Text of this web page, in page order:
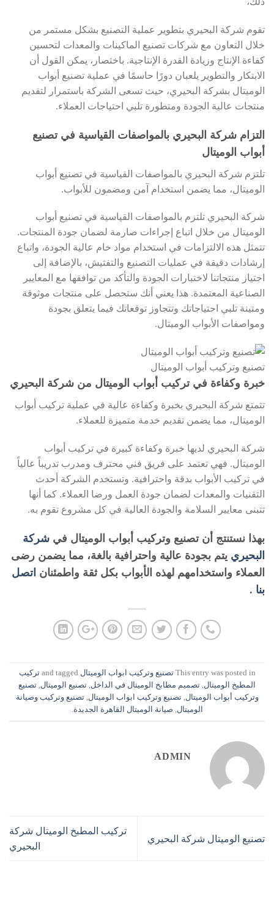
تقوم شركة البحيري بتطوير عملية التصنيع بشكل مستمر من
خلال التعاون مع شركات تصنيع الماكينات والمعدات لتحسين
كفاءة الإنتاج وزيادة القدرة الإنتاجية. باختصار، يمكن القول أن
الابتكار والتطوير يلعبان دورًا حاسمًا في عملية تصنيع أبواب
الوميتال بشركة البحيري، حيث تسعى الشركة باستمرار لتقديم
منتجات عالية الجودة ومتطورة تلبي احتياجات العملاء.
التزام شركة البحيري بالمواصفات القياسية في تصنيع
أبواب الوميتال
تلتزم شركة البحيري بالمواصفات القياسية في تصنيع أبواب
الوميتال، مما يضمن استخدام آمن ومضمون للأبواب.
شركة البحيري تلتزم بالمواصفات القياسية في تصنيع أبواب
الوميتال من خلال اتباع إجراءات صارمة لضمان جودة المنتجات.
تتمثل هذه الالتزامات في استخدام مواد خام عالية الجودة، واتباع
إرشادات دقيقة في عمليات التصنيع والتفتيش، بالإضافة إلى
اجتياز منتجاتنا لاختبارات الجودة والتأكد من توافقها مع المعايير
الصناعية المعتمدة. هذا يعني أنك ستحصل على منتجات موثوقة
ومتينة تلبي احتياجاتك وتتجاوز توقعاتك فيما يتعلق بجودة
ومواصفات الأبواب الوميتال.
تصنيع وتركيب أبواب الوميتال
خبرة وكفاءة في تركيب أبواب الوميتال من شركة البحيري
تتمتع شركة البحيري بخبرة وكفاءة عالية في عملية تركيب أبواب
الوميتال، مما يضمن تقديم خدمة متميزة للعملاء.
شركة البحيري لديها خبرة وكفاءة كبيرة في تركيب أبواب
الوميتال. فهي تعتمد على فريق فني محترف ومدرب تدريباً عالياً
في تركيب الأبواب بدقة واحترافية. وتستخدم الشركة أحدث
التقنيات والمعدات لضمان جودة العمل ورضا العملاء. كما أنها
تتبنى معايير السلامة والجودة العالية في كل مشروع تقوم به.
بهذا نستنتج أن تصنيع وتركيب أبواب الوميتال في شركة
البحيري يتم بجودة عالية واحترافية بالغة، مما يضمن رضى
العملاء واستخدامهم لهذه الأبواب بكل ثقة واطمئنان اتصل
بنا .
This entry was posted in تصنيع وتركيب ابواب الوميتال
تركيب
المطبخ الوميتال, تصميم مطابخ الوميتال في الداخل, تصنيع الوميتال, تصنيع
وتركيب أبواب الوميتال,تصنيع وتركيب ابواب الوميتال,تصنيع وتركيب وصيانة
الوميتال, صيانة الوميتال القاهرة الجديدة.
ADMIN
تصنيع الوميتال شركة البحيري
تركيب المطبخ الوميتال شركة
البحيري